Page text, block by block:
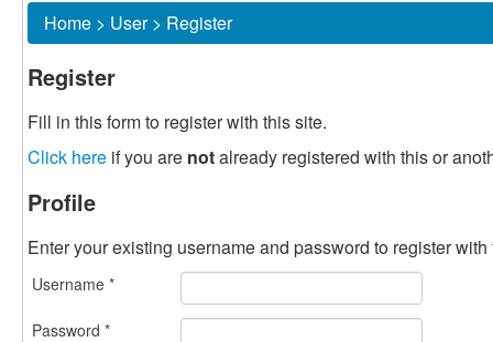
Home > User> Register
Register
Fill in this form to register with this site.
Click here if you are notalready registered with this or
Profile
Enter your existing username and password to register
Username *
Password *